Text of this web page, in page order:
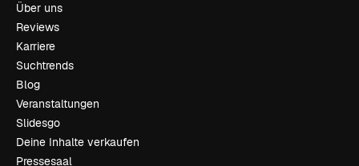
Über uns
Reviews
Karriere
Suchtrends
Blog
Veranstaltungen
Slidesgo
Deine Inhalte verkaufen
Pressesaal